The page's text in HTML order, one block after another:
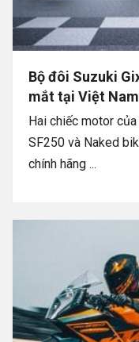
Bộ đôi Suzuki
mắt tại Việt Nam
Hai chiếc motor
SF250 và Naked
chính hãng ...